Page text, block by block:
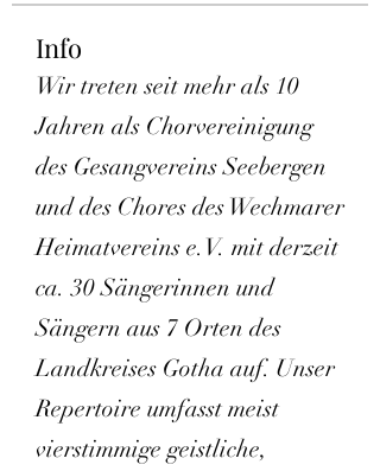
Info
Wir treten seit mehr als 10
Jahren als Chorvereinigung
des Gesangvereins Seebergen
und des Chores des Wechmarer
Heimatvereins e.V. mit derzeit
ca. 30 Sängerinnen und
Sängern aus 7 Orten des
Landkreises Gotha auf. Unser
Repertoire umfasst meist
vierstimmige geistliche,